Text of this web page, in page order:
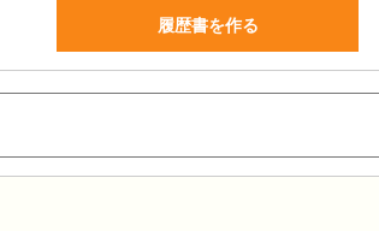
履歴書を作る